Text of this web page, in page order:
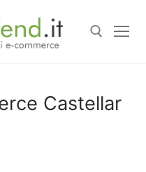
Castellar